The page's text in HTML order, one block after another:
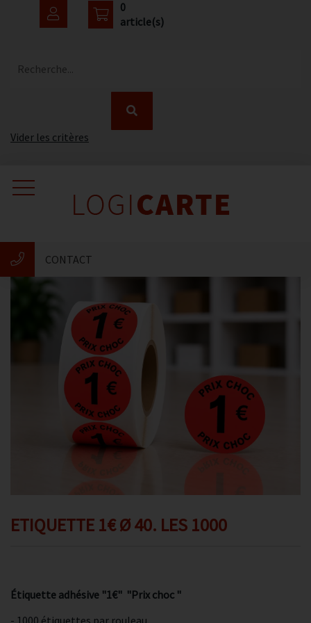
0
article(s)
Recherche...
Vider les critères
CONTACT
Catalogue
Nouveautés
Avis client
ETIQUETTE 1€ Ø 40. LES 1000
Étiquette adhésive "1€" "Prix choc "
- 1000 étiquettes par rouleau.